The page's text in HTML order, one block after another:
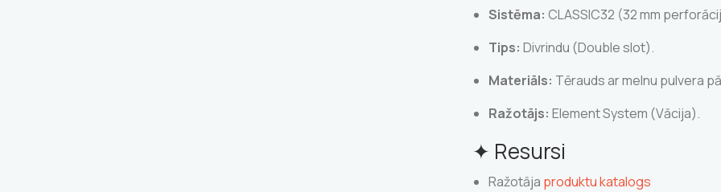
Sistēma: CLASSIC32 (32 mm
Tips: Divrindu (Double slot).
Materiāls: Tērauds ar melnu pulvera
Ražotājs: Element System (Vācija).
✦ Resursi
Ražotāja produktu katalogs